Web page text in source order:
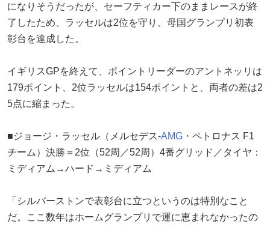
になりそうだったが、セーフティカー下のままレースが終
了したため、ラッセルは2位を守り、母国グランプリ初表
彰台を達成した。
イギリスGPを終えて、ポイントリーダーのアントネッリは
179ポイント、2位ラッセルは154ポイントと、両者の差は2
5点に縮まった。
■ジョージ・ラッセル（メルセデス-AMG ・ペトロナス F1
チーム）決勝＝2位（52周／52周）4番グリッド／タイヤ：
ミディアム→ハード→ミディアム
「シルバーストンで表彰台に立つというのは特別なこと
だ。ここ数年はホームグランプリで運に恵まれなかったの